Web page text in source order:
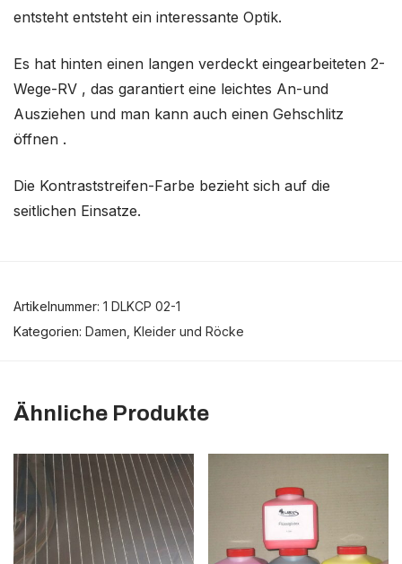
entsteht entsteht ein interessante Optik.
Es hat hinten einen langen verdeckt eingearbeiteten 2-
Wege-RV , das garantiert eine leichtes An-und
Ausziehen und man kann auch einen Gehschlitz
öffnen .
Die Kontraststreifen-Farbe bezieht sich auf die
seitlichen Einsatze.
Artikelnummer: 1 DLKCP 02-1
Kategorien: Damen Kleider und Röcke
Ähnliche Produkte